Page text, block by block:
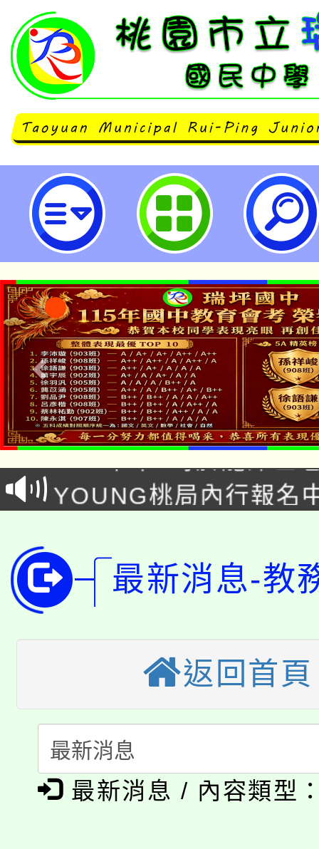
「2023麥塊建築大賽-還原古蹟」
坪國民中學
「本色祭」8/29、30在
場熱烈登場!
8/21下午1時於龍潭區
徵才活動。
YOUNG桃局內行報名
開!
115年桃園市運動會8/
田徑場及游泳池舉行。
桃園市低收入戶享有免
視費優惠，中低收入戶
半價優惠，詳情可洽有
者。
份教師增能研習
大溪自造教育及科技
份教師研習
會
115年食農教育專業人
程
「本色祭」8/29、30在
8/21下午1時於龍潭區
最新消息-教
返回首頁
最新消息 / 內容類型